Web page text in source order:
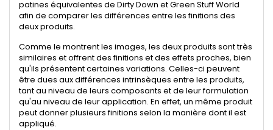
patines équivalentes de Dirty Down et Green Stuff World
afin de comparer les différences entre les finitions des
deux produits.
Comme le montrent les images, les deux produits sont très
similaires et offrent des finitions et des effets proches, bien
qu'ils présentent certaines variations. Celles-ci peuvent
être dues aux différences intrinsèques entre les produits,
tant au niveau de leurs composants et de leur formulation
qu'au niveau de leur application. En effet, un même produit
peut donner plusieurs finitions selon la manière dont il est
appliqué.